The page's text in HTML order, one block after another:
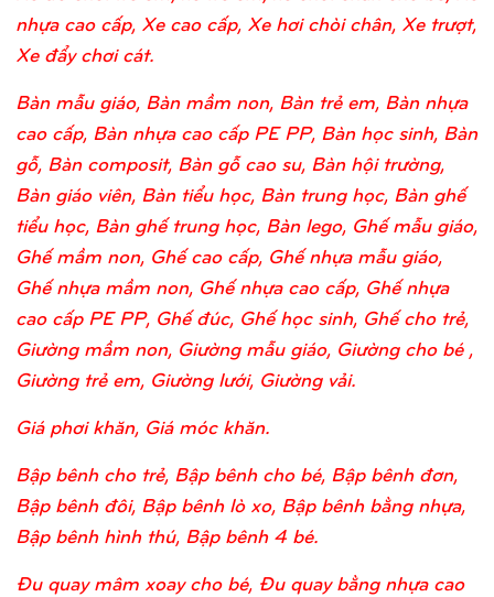
nhựa cao cấp, Xe cao cấp, Xe hơi chòi chân, Xe trượt,
Xe đẩy chơi cát.
Bàn mẫu giáo, Bàn mầm non, Bàn trẻ em, Bàn nhựa
cao cấp, Bàn nhựa cao cấp PE PP, Bàn học sinh, Bàn
gỗ, Bàn composit, Bàn gỗ cao su, Bàn hội trường,
Bàn giáo viên, Bàn tiểu học, Bàn trung học, Bàn ghế
tiểu học, Bàn ghế trung học, Bàn lego, Ghế mẫu giáo,
Ghế mầm non, Ghế cao cấp, Ghế nhựa mẫu giáo,
Ghế nhựa mầm non, Ghế nhựa cao cấp, Ghế nhựa
cao cấp PE PP, Ghế đúc, Ghế học sinh, Ghế cho trẻ,
Giường mầm non, Giường mẫu giáo, Giường cho bé ,
Giường trẻ em, Giường lưới, Giường vải.
Giá phơi khăn, Giá móc khăn.
Bập bênh cho trẻ, Bập bênh cho bé, Bập bênh đơn,
Bập bênh đôi, Bập bênh lò xo, Bập bênh bằng nhựa,
Bập bênh hình thú, Bập bênh 4 bé.
Đu quay mâm xoay cho bé, Đu quay bằng nhựa cao